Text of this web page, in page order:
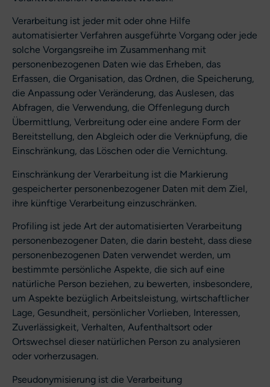
Verarbeitung ist jeder mit oder ohne Hilfe
automatisierter Verfahren ausgeführte Vorgang oder jede
solche Vorgangsreihe im Zusammenhang mit
personenbezogenen Daten wie das Erheben, das
Erfassen, die Organisation, das Ordnen, die Speicherung,
die Anpassung oder Veränderung, das Auslesen, das
Abfragen, die Verwendung, die Offenlegung durch
Übermittlung, Verbreitung oder eine andere Form der
Bereitstellung, den Abgleich oder die Verknüpfung, die
Einschränkung, das Löschen oder die Vernichtung.
Einschränkung der Verarbeitung ist die Markierung
gespeicherter personenbezogener Daten mit dem Ziel,
ihre künftige Verarbeitung einzuschränken.
Profiling ist jede Art der automatisierten Verarbeitung
personenbezogener Daten, die darin besteht, dass diese
personenbezogenen Daten verwendet werden, um
bestimmte persönliche Aspekte, die sich auf eine
natürliche Person beziehen, zu bewerten, insbesondere,
um Aspekte bezüglich Arbeitsleistung, wirtschaftlicher
Lage, Gesundheit, persönlicher Vorlieben, Interessen,
Zuverlässigkeit, Verhalten, Aufenthaltsort oder
Ortswechsel dieser natürlichen Person zu analysieren
oder vorherzusagen.
Pseudonymisierung ist die Verarbeitung